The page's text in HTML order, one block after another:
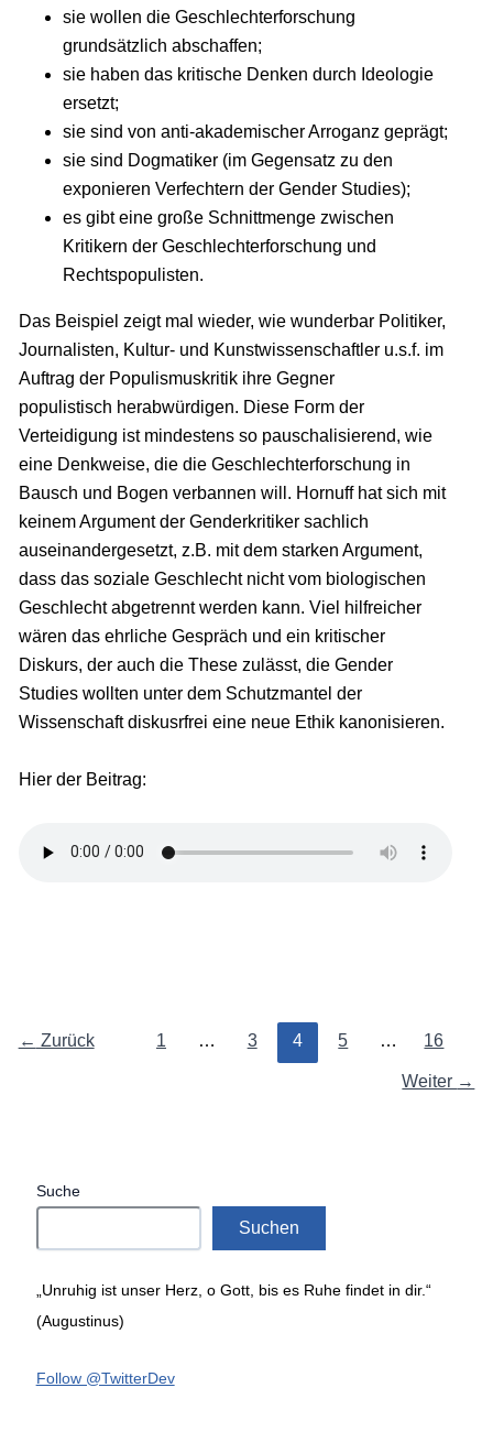
sie wollen die Geschlechterforschung
grundsätzlich abschaffen;
sie haben das kritische Denken durch Ideologie
ersetzt;
sie sind von anti-akademischer Arroganz geprägt;
sie sind Dogmatiker (im Gegensatz zu den
exponieren Verfechtern der Gender Studies);
es gibt eine große Schnittmenge zwischen
Kritikern der Geschlechterforschung und
Rechtspopulisten.
Das Beispiel zeigt mal wieder, wie wunderbar Politiker,
Journalisten, Kultur- und Kunstwissenschaftler u.s.f. im
Auftrag der Populismuskritik ihre Gegner
populistisch herabwürdigen. Diese Form der
Verteidigung ist mindestens so pauschalisierend, wie
eine Denkweise, die die Geschlechterforschung in
Bausch und Bogen verbannen will. Hornuff hat sich mit
keinem Argument der Genderkritiker sachlich
auseinandergesetzt, z.B. mit dem starken Argument,
dass das soziale Geschlecht nicht vom biologischen
Geschlecht abgetrennt werden kann. Viel hilfreicher
wären das ehrliche Gespräch und ein kritischer
Diskurs, der auch die These zulässt, die Gender
Studies wollten unter dem Schutzmantel der
Wissenschaft diskusrfrei eine neue Ethik kanonisieren.
Hier der Beitrag:
← Zurück 1 … 3 4 5 … 16
Weiter →
Suche
Suchen
„Unruhig ist unser Herz, o Gott, bis es Ruhe findet in dir.“
(Augustinus)
Follow @TwitterDev